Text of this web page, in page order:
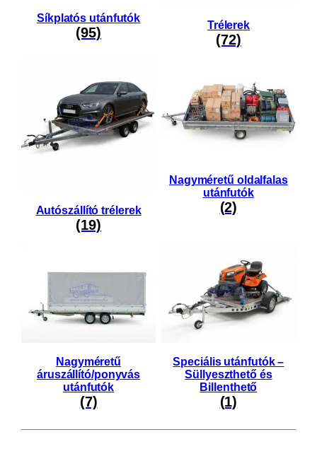
Síkplatós utánfutók
(95) Trélerek
(72)
Autószállító trélerek
(19)
Nagyméretű oldalfalas
utánfutók
(2)
Nagyméretű
áruszállító/ponyvás
utánfutók
(7)
Speciális utánfutók –
Süllyeszthető és
Billenthető
(1)